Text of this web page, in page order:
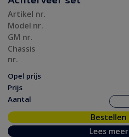
Motorpakking/ Keerring
Onderhoud
Ontsteking
Remmen/ Wielen
Ruiten/ Rubbers
(50)
Artikel nr.
Model nr.
GM nr.
Chassis
nr.
Opel prijs
Prijs
Aantal
Bestellen
Lees meer